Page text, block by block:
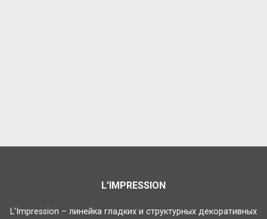
L'IMPRESSION
L'Impression – линейка гладких и структурных декоративных